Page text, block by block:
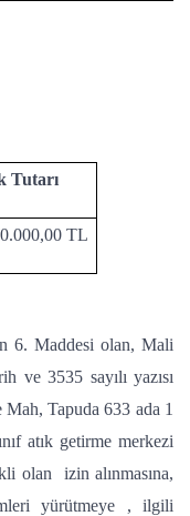
Tutarı
TL
6. Maddesi olan, Mali
ve 3535 sayılı yazısı
Tapuda 633 ada 1
atık getirme merkezi
olan izin alınmasına,
yürütmeye , ilgili